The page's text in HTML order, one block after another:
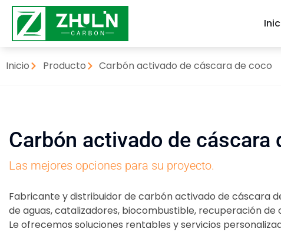
Inicio Producto Carbón activado de cáscara de coco
Carbón activado de cáscara
Las mejores opciones para su proyecto.
Fabricante y distribuidor de carbón activado de cáscara
de aguas, catalizadores, biocombustible, recuperación de
Le ofrecemos soluciones rentables y servicios